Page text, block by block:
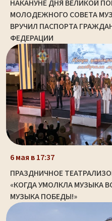
НАКАНУНЕ ДНЯ ВЕЛИКОЙ
МОЛОДЕЖНОГО СОВЕТА
ВРУЧИЛ ПАСПОРТА
ФЕДЕРАЦИИ
6 мая в 17:37
ПРАЗДНИЧНОЕ
«КОГДА УМОЛКЛА МУЗЫКА
МУЗЫКА ПОБЕДЫ!»